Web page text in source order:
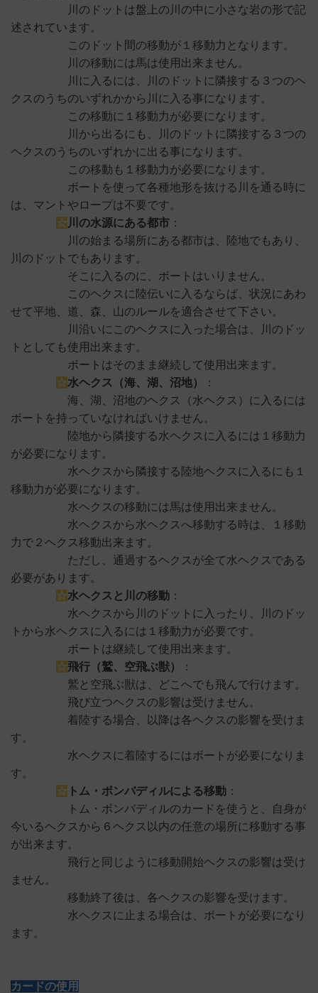
川のドットは盤上の川の中に小さな岩の形で記
述されています。
このドット間の移動が１移動力となります。
川の移動には馬は使用出来ません。
川に入るには、川のドットに隣接する３つのヘ
クスのうちのいずれかから川に入る事になります。
この移動に１移動力が必要になります。
川から出るにも、川のドットに隣接する３つの
ヘクスのうちのいずれかに出る事になります。
この移動も１移動力が必要になります。
ボートを使って各種地形を抜ける川を通る時に
は、マントやロープは不要です。
☆川の水源にある都市 ：
川の始まる場所にある都市は、陸地でもあり、
川のドットでもあります。
そこに入るのに、ボートはいりません。
このヘクスに陸伝いに入るならば、状況にあわ
せて平地、道、森、山のルールを適合させて下さい。
川沿いにこのヘクスに入った場合は、川のドッ
トとしても使用出来ます。
ボートはそのまま継続して使用出来ます。
☆水ヘクス（海、湖、沼地）
：
海、湖、沼地のヘクス（水ヘクス）に入るには
ボートを持っていなければいけません。
陸地から隣接する水ヘクスに入るには１移動力
が必要になります。
水ヘクスから隣接する陸地ヘクスに入るにも１
移動力が必要になります。
水ヘクスの移動には馬は使用出来ません。
水ヘクスから水ヘクスへ移動する時は、１移動
力で２ヘクス移動出来ます。
ただし、通過するヘクスが全て水ヘクスである
必要があります。
☆水ヘクスと川の移動 ：
水ヘクスから川のドットに入ったり、川のドッ
トから水ヘクスに入るには１移動力が必要です。
ボートは継続して使用出来ます。
☆飛行（鷲、空飛ぶ獣）
：
鷲と空飛ぶ獣は、どこへでも飛んで行けます。
飛び立つヘクスの影響は受けません。
着陸する場合、以降は各ヘクスの影響を受けま
す。
水ヘクスに着陸するにはボートが必要になりま
す。
☆ トム・ボンバディルによる移動 ：
トム・ボンバディルのカードを使うと、自身が
今いるヘクスから６ヘクス以内の任意の場所に移動する事
が出来ます。
飛行と同じように移動開始ヘクスの影響は受け
ません。
移動終了後は、各ヘクスの影響を受けます。
水ヘクスに止まる場合は、ボートが必要になり
ます。
カードの使用